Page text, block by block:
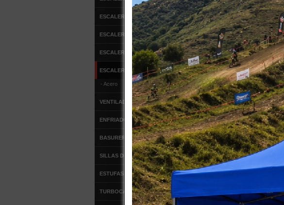
ESCALERAS FIBRA DE VIDRIO
ESCALERAS MULTIPROPOSITO
ESCALERA DE ATICO
ESCALERAS TIPO AVION
- Acero
VENTILADORES
ENFRIADOR DE AIRE
BASUREROS
SILLAS DE OFICINA
ESTUFAS DE PATIO
TURBOCALEFACTORES
11 productos encontrados
ESCALERA TIPO AVION
ACERO1,5 M.
$ 534.500+iva
Cotizar Ver Más
ETA-150 a pedido
ESCALERA TIPO AVIÓN ACERO
3,5 M.